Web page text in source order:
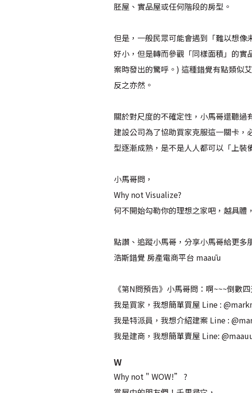
胚屋、實品屋或任何階段的房型。
但是，一般民眾可能會遇到「難以想
好小，但是轉而參觀「同樣面積」的
案時發出的驚呼。) 這種錯覺有點類似
反之亦然。
關於對尺度的不確定性，小馬哥還聽過
建設公司為了協助買家克服這一關卡
型逐漸成熟，是不是人人都可以「上裝
小馬哥問，
Why not Visualize?
何不開始勾勒你的理想之家吧，越具體
點讚、追蹤小馬哥，分享小馬哥給更
浩斯錯覺 房產電商平台 maaūu
《第N問預告》小馬哥問：啊~~~倒數四
我是買家，我想簡單買屋 Line :
我是特派員，我想介紹建案 Line :
我是建商，我想簡單賣屋 Line:
W
Why not " WOW!” ?